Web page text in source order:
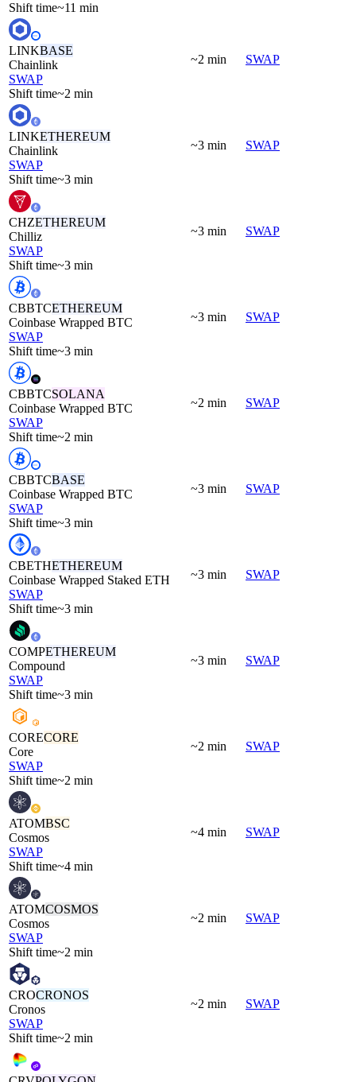
Shift time~11 min
LINKBASE
Chainlink
SWAP
Shift time~2 min
~2 min SWAP
LINKETHEREUM
Chainlink
SWAP
Shift time~3 min
~3 min SWAP
CHZETHEREUM
Chilliz
SWAP
Shift time~3 min
~3 min SWAP
CBBTCETHEREUM
Coinbase Wrapped BTC
SWAP
Shift time~3 min
~3 min SWAP
CBBTCSOLANA
Coinbase Wrapped BTC
SWAP
Shift time~2 min
~2 min SWAP
CBBTCBASE
Coinbase Wrapped BTC
SWAP
Shift time~3 min
~3 min SWAP
CBETHETHEREUM
Coinbase Wrapped Staked ETH
SWAP
Shift time~3 min
~3 min SWAP
COMPETHEREUM
Compound
SWAP
Shift time~3 min
~3 min SWAP
CORECORE
Core
SWAP
Shift time~2 min
~2 min SWAP
ATOMBSC
Cosmos
SWAP
Shift time~4 min
~4 min SWAP
ATOMCOSMOS
Cosmos
SWAP
Shift time~2 min
~2 min SWAP
CROCRONOS
Cronos
SWAP
Shift time~2 min
~2 min SWAP